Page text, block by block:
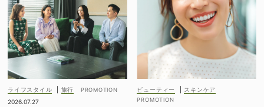
ライフスタイル
旅行
2026.07.27
ビューティー スキンケア